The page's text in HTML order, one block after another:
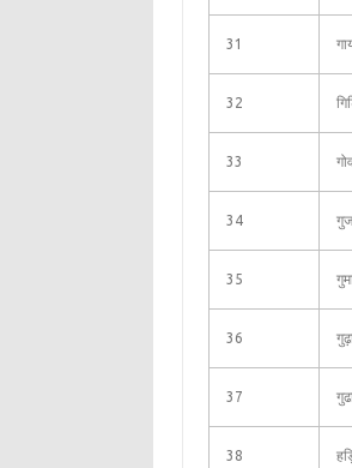
31
32
33
34
35
36
37
38